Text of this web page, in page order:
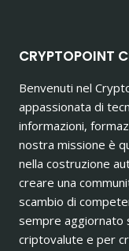
CRYPTOPOINT
Benvenuti nel
appassionata di
informazioni,
nostra missione è
nella costruzione
creare una
scambio di
sempre aggiornato
criptovalute e per